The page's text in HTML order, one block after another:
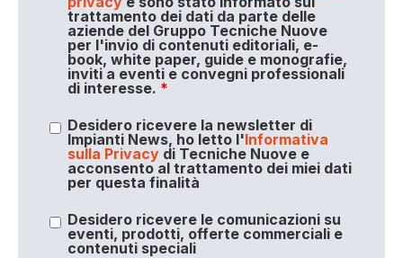
trattamento dei dati da parte delle
aziende del Gruppo Tecniche Nuove
per l'invio di contenuti editoriali, e-
book, white paper, guide e monografie,
inviti a eventi e convegni professionali
di interesse. *
Desidero ricevere la newsletter di
Impianti News, ho letto l'Informativa
sulla Privacydi Tecniche Nuove e
acconsento al trattamento dei miei dati
per questa finalità
Desidero ricevere le comunicazioni su
eventi, prodotti, offerte commerciali e
contenuti speciali